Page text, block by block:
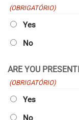
(OBRIGATÓRIO)
Yes
No
ARE YOU
(OBRIGATÓRIO)
Yes
No